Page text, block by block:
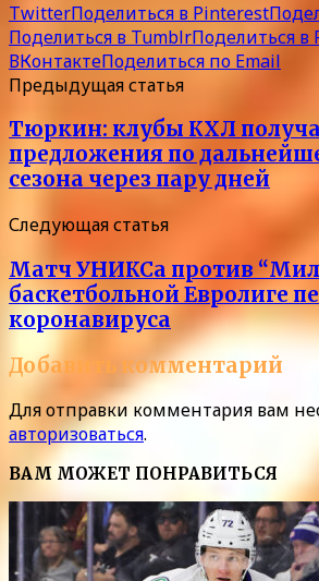
TwitterПоделиться в Pinterest
Поделиться в TumblrПоделиться в
ВКонтактеПоделиться по Email
Предыдущая статья
Тюркин: клубы КХЛ
предложения по
сезона через пару дней
Следующая статья
Матч УНИКСа против
баскетбольной Евролиге
коронавируса
Добавить комментарий
Для отправки комментария вам
авторизоваться.
ВАМ МОЖЕТ ПОНРАВИТЬСЯ